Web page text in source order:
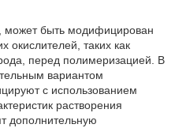
может быть модифицирован
окислителей, таких как
перед полимеризацией. В
вариантом
с использованием
растворения
дополнительную